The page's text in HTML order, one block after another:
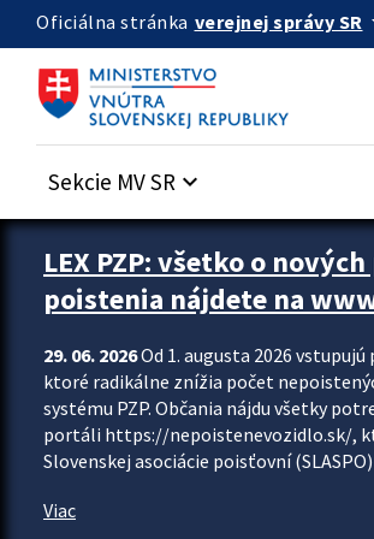
Preskocit na hlavný obsah
Oficiálna stránka verejnej správy SR
Sekcie MV SR keyboard_arrow_down
Zastavit automatický posun upútavok
LEX PZP: všetko o
poistenia nájdete na
29. 06. 2026Od 1. augusta 2026
ktoré radikálne znížia počet
systému PZP. Občania nájdu všetky
portáli https://nepoistenevozidlo.sk/,
Slovenskej asociácie poisťovní
Viac